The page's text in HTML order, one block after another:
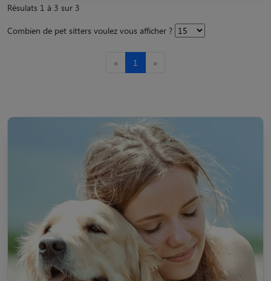
Résulats 1 à 3 sur 3
Combien de pet sitters voulez vous afficher ?
« 1 »